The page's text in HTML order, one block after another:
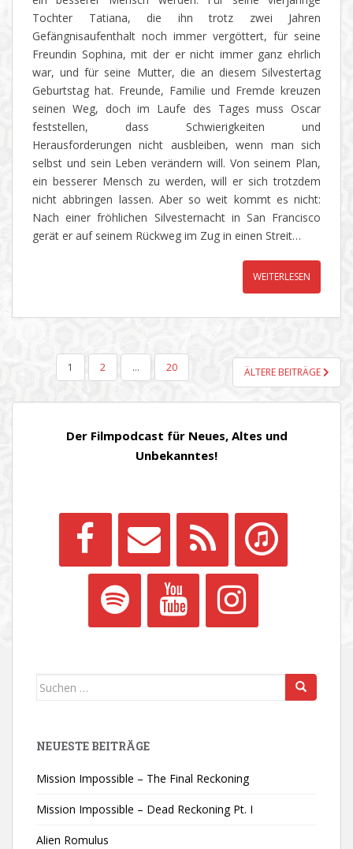
Tochter Tatiana, die ihn trotz zwei Jahren
Gefängnisaufenthalt noch immer vergöttert, für seine
Freundin Sophina, mit der er nicht immer ganz ehrlich
war, und für seine Mutter, die an diesem Silvestertag
Geburtstag hat. Freunde, Familie und Fremde kreuzen
seinen Weg, doch im Laufe des Tages muss Oscar
feststellen, dass Schwierigkeiten und
Herausforderungen nicht ausbleiben, wenn man sich
selbst und sein Leben verändern will. Von seinem Plan,
ein besserer Mensch zu werden, will er sich trotzdem
nicht abbringen lassen. Aber so weit kommt es nicht:
Nach einer fröhlichen Silvesternacht in San Francisco
gerät er auf seinem Rückweg im Zug in einen Streit…
WEITERLESEN
SEITENNUMMERIERUNG
BEITRÄGE
1 2 … 20 ÄLTERE BEITRÄGE
Der Filmpodcast für Neues, Altes und
Unbekanntes!
Suchen
NEUESTE BEITRÄGE
Mission Impossible – The Final Reckoning
Mission Impossible – Dead Reckoning Pt. I
Alien Romulus